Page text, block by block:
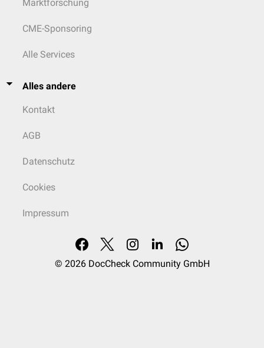
Marktforschung
CME-Sponsoring
Alle Services
Alles andere
Kontakt
AGB
Datenschutz
Cookies
Impressum
© 2026 DocCheck Community GmbH